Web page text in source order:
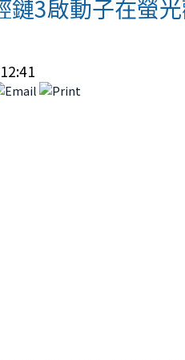
鏈3啟動子在螢